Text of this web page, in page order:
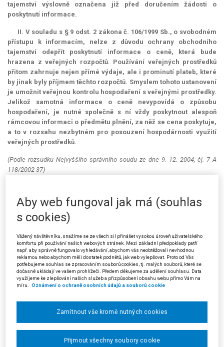
tajemství výslovně označena již před doručením žádosti o
poskytnutí informace.
II. V souladu s § 9 odst. 2 zákona č. 106/1999 Sb., o svobodném
přístupu k informacím, nelze z důvodu ochrany obchodního
tajemství odepřít poskytnutí informace o ceně, která bude
hrazena z veřejných rozpočtů. Používání veřejných prostředků
přitom zahrnuje nejen přímé výdaje, ale i prominutí plateb, které
by jinak byly příjmem těchto rozpočtů. Smyslem tohoto ustanovení
je umožnit veřejnou kontrolu hospodaření s veřejnými prostředky.
Jelikož samotná informace o ceně nevypovídá o způsobu
hospodaření, je nutné společně s ní vždy poskytnout alespoň
rámcovou informaci o předmětu plnění, za něž se cena poskytuje,
a to v rozsahu nezbytném pro posouzení hospodárnosti využití
veřejných prostředků.
(Podle rozsudku Nejvyššího správního soudu ze dne 9. 12. 2004, čj. 7 A
118/2002-37)
Věc:Mgr. Jiří H. v P. proti Ministerstvu dopravy a spojů o poskytnutí
informací.
Ministr dopravy a spojů rozhodnutím ze dne 1. 8. 2002 zamítl rozklad
žalobce proti fiktivnímu rozhodnutí Ministerstva dopravy a spojů, kterým
byla zamítnuta žalobcova žádost o poskytnutí informace ve věci
zveřejnění smlouvy o dílo uzavřené dne 25. 6. 2002 mezi Českou
republikou a akciovou společností H. a smluv souvisejících, jejímž
předmětem je stavba „Dálnice D 47“. V odůvodnění svého rozhodnutí
obchodním tajemstvím, a vztahuje se na ni tedy ustanovení § 9 odst. 1
zákona č. 106/1999 Sb. Smlouva jako výsledek smluvního procesu může
být přitom obchodním tajemstvím jako celek; nadto jsou předmětem
obchodního tajemství i jednotlivé skutečnosti ve smlouvě uvedené.
Záleží tak na vůli podnikatele, jemuž právo z obchodního tajemství
Aby web fungoval jak má (souhlas
s cookies)
Vážený návštěvníku, snažíme se ze všech sil přinášet vysokou úroveň uživatelského
komfortu při používání našich webových stránek. Mezi základní předpoklady patří
např. aby správně fungovalo vyhledávání, abychom vás neobtěžovali nevhodnou
reklamou nebo abychom měli dostatek podnětů, jak web vylepšovat. Proto od Vás
potřebujeme souhlas se zpracováním souborů cookies, tj. malých souborů, které se
dočasně ukládají ve vašem prohlížeči. Předem děkujeme za udělení souhlasu. Data
využijeme ke zlepšování našich služeb a přizpůsobení obsahu webu přímo Vám na
míru. Oznámení o ochraně osobních údajů a souborů cookie
Zamítnout vše kromě nutných cookies
Přijmout všechny soubory cookie